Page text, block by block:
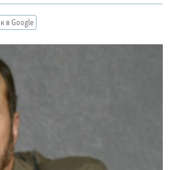
в Google